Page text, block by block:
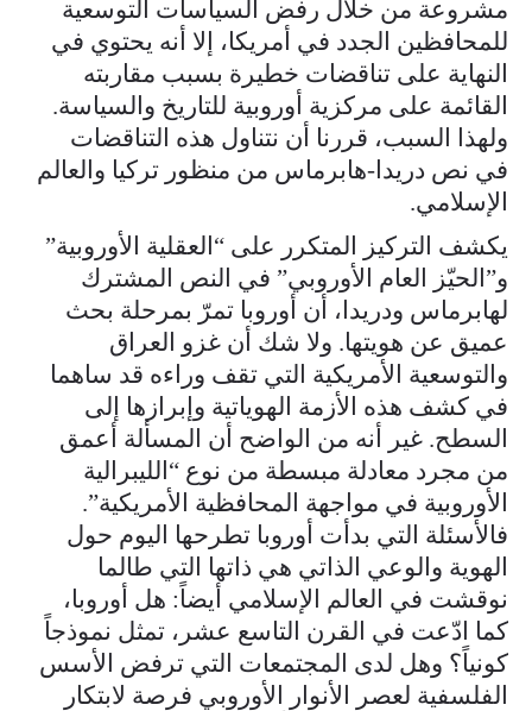
مشروعة من خلال رفض السياسات التوسعية
للمحافظين الجدد في أمريكا، إلا أنه يحتوي في
النهاية على تناقضات خطيرة بسبب مقاربته
القائمة على مركزية أوروبية للتاريخ والسياسة.
ولهذا السبب، قررنا أن نتناول هذه التناقضات
في نص دريدا-هابرماس من منظور تركيا والعالم
الإسلامي.
يكشف التركيز المتكرر على “العقلية الأوروبية”
و”الحيّز العام الأوروبي” في النص المشترك
لهابرماس ودريدا، أن أوروبا تمرّ بمرحلة بحث
عميق عن هويتها. ولا شك أن غزو العراق
والتوسعية الأمريكية التي تقف وراءه قد ساهما
في كشف هذه الأزمة الهوياتية وإبرازها إلى
السطح. غير أنه من الواضح أن المسألة أعمق
من مجرد معادلة مبسطة من نوع “الليبرالية
الأوروبية في مواجهة المحافظية الأمريكية”.
فالأسئلة التي بدأت أوروبا تطرحها اليوم حول
الهوية والوعي الذاتي هي ذاتها التي طالما
نوقشت في العالم الإسلامي أيضاً: هل أوروبا،
كما ادّعت في القرن التاسع عشر، تمثل نموذجاً
كونياً؟ وهل لدى المجتمعات التي ترفض الأسس
الفلسفية لعصر الأنوار الأوروبي فرصة لابتكار